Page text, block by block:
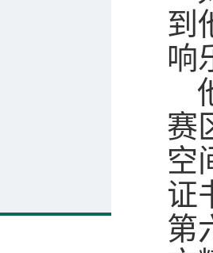
到
响
赛
空
证
第